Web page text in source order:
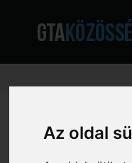
Az oldal
Halloween-i tök